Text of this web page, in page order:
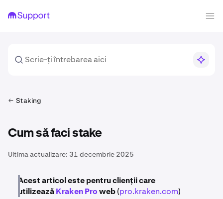
Staking
Cum să faci stake
Ultima actualizare: 31 decembrie 2025
Acest articol este pentru clienții care
utilizeazăKraken Proweb(pro.kraken.com)